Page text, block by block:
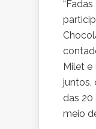
Milet e
juntos,
das 20
meio